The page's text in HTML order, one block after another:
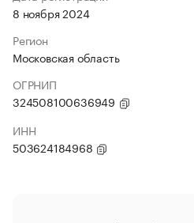
8 ноября 2024
Регион
Московская область
ОГРНИП
324508100636949
ИНН
503624184968